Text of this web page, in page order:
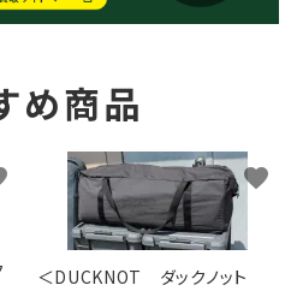
め商品
＜DUCKNOT ダックノット
favorite